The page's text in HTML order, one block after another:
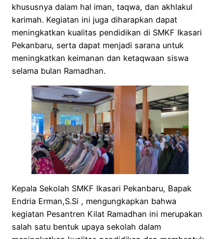
khususnya dalam hal iman, taqwa, dan akhlakul
karimah. Kegiatan ini juga diharapkan dapat
meningkatkan kualitas pendidikan di SMKF Ikasari
Pekanbaru, serta dapat menjadi sarana untuk
meningkatkan keimanan dan ketaqwaan siswa
selama bulan Ramadhan.
Kepala Sekolah SMKF Ikasari Pekanbaru, Bapak
Endria Erman,S.Si , mengungkapkan bahwa
kegiatan Pesantren Kilat Ramadhan ini merupakan
salah satu bentuk upaya sekolah dalam